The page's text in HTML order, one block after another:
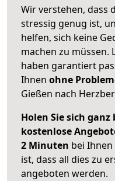
Wir verstehen, dass
stressig genug ist,
helfen, sich keine
machen zu müssen.
haben garantiert
Ihnen ohne
Gießen nach
Holen Sie sich
kostenlose
2 Minuten bei
ist, dass all dies zu
angeboten werden.